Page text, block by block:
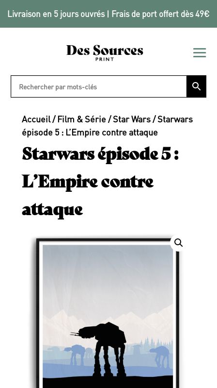
Livraison en 5 jours ouvrés | Frais de port offert dès 49€
Accueil/Film & Série/Star Wars/ Starwars
épisode 5 : L’Empire contre attaque
Starwars épisode 5 :
L’Empire contre
attaque